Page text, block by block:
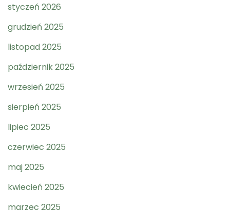
styczeń 2026
grudzień 2025
listopad 2025
październik 2025
wrzesień 2025
sierpień 2025
lipiec 2025
czerwiec 2025
maj 2025
kwiecień 2025
marzec 2025